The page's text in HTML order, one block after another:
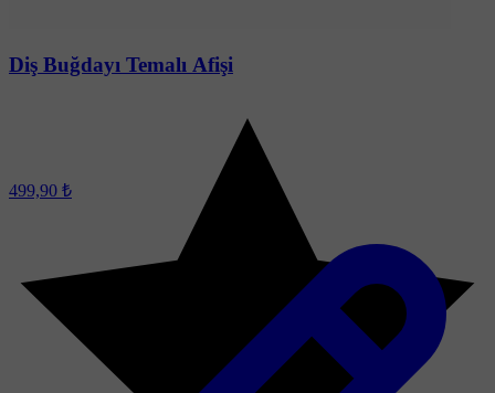
Diş Buğdayı Temalı Afişi
499,90 ₺